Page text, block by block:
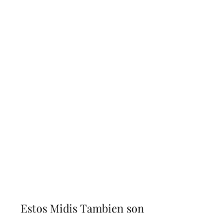
Estos Midis Tambien son